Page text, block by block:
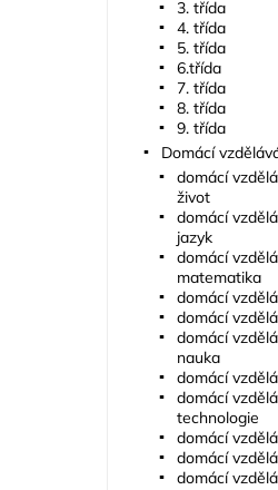
3. třída
4. třída
5. třída
6.třída
7. třída
8. třída
9. třída
Domácí
domácí
život
domácí
jazyk
domácí
matematika
domácí
domácí
domácí
nauka
domácí
domácí
technologie
domácí
domácí
domácí